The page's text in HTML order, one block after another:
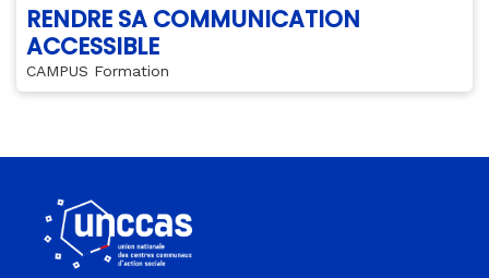
RENDRE SA COMMUNICATION
ACCESSIBLE
CAMPUS Formation